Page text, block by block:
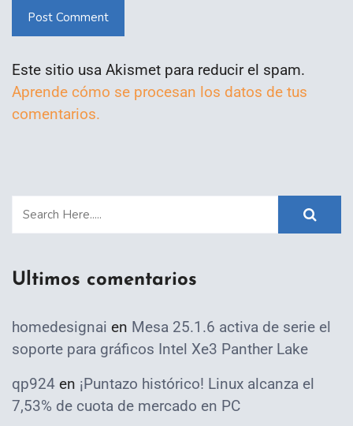
Post Comment
Este sitio usa Akismet para reducir el spam.
Aprende cómo se procesan los datos de tus
comentarios.
Ultimos comentarios
homedesignai en Mesa 25.1.6 activa de serie el
soporte para gráficos Intel Xe3 Panther Lake
qp924 en ¡Puntazo histórico! Linux alcanza el
7,53% de cuota de mercado en PC